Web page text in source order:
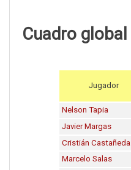
Cuadro global
Jugador
Nelson Tapia
Javier Margas
Cristián Castañeda
Marcelo Salas